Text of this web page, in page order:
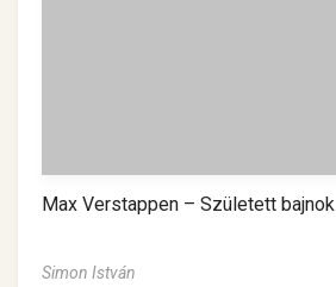
Max Verstappen – Született bajnok
Simon István